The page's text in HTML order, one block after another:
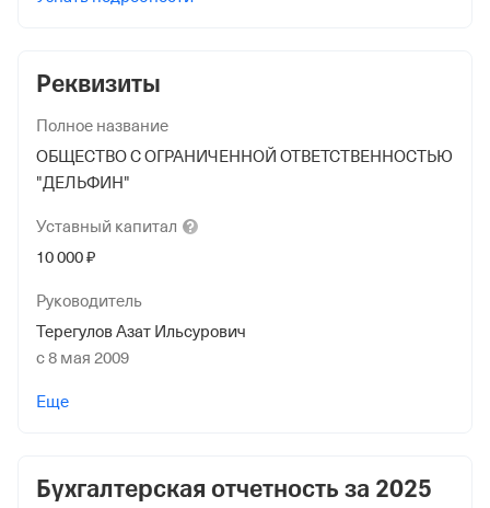
Реквизиты
Полное название
ОБЩЕСТВО С ОГРАНИЧЕННОЙ ОТВЕТСТВЕННОСТЬЮ
"ДЕЛЬФИН"
Уставный капитал
10 000 ₽
Руководитель
Терегулов Азат Ильсурович
с 8 мая 2009
Терегулов Азат Ильсурович
Форма
Еще
Бухгалтерская отчетность за 2025